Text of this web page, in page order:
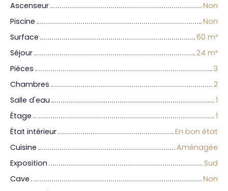
Ascenseur
Non
Piscine
Non
Surface
60 m²
Séjour
24 m²
Pièces
3
Chambres
2
Salle d'eau
1
Étage
1
État intérieur
En bon état
Cuisine
Aménagée
Exposition
Sud
Cave
Non